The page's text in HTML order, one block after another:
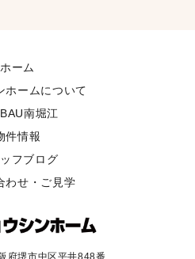
ホーム
ホームについて
南堀江
件情報
フブログ
わせ・ご見学